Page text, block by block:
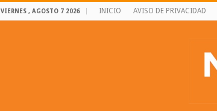
VIERNES , AGOSTO 7 2026 INICIO AVISO DE PRIVACIDAD